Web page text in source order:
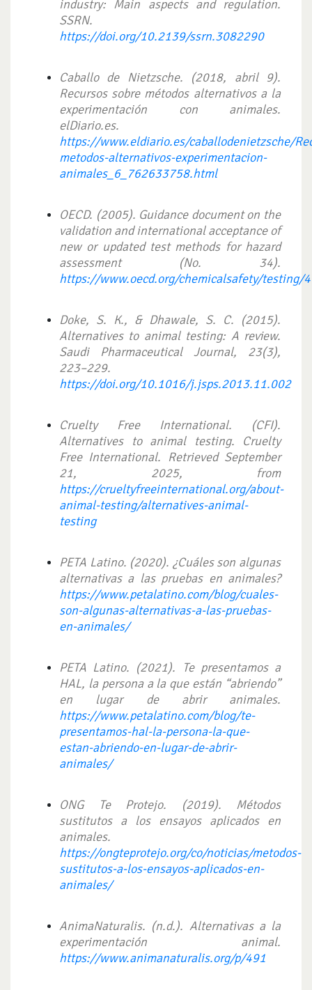
industry: Main aspects and regulation.
SSRN.
https://doi.org/10.2139/ssrn.3082290
Caballo de Nietzsche. (2018, abril 9).
Recursos sobre métodos alternativos a la
experimentación con animales.
elDiario.es.
https://www.eldiario.es/caballodenietzsche/
metodos-alternativos-experimentacion-
animales_6_762633758.html
OECD. (2005). Guidance document on the
validation and international acceptance of
new or updated test methods for hazard
assessment (No. 34).
https://www.oecd.org/chemicalsafety/testing/
Doke, S. K., & Dhawale, S. C. (2015).
Alternatives to animal testing: A review.
Saudi Pharmaceutical Journal, 23(3),
223–229.
https://doi.org/10.1016/j.jsps.2013.11.002
Cruelty Free International. (CFI).
Alternatives to animal testing. Cruelty
Free International. Retrieved September
21, 2025, from
https://crueltyfreeinternational.org/about-
animal-testing/alternatives-animal-
testing
PETA Latino. (2020). ¿Cuáles son algunas
alternativas a las pruebas en animales?
https://www.petalatino.com/blog/cuales-
son-algunas-alternativas-a-las-pruebas-
en-animales/
PETA Latino. (2021). Te presentamos a
HAL, la persona a la que están “abriendo”
en lugar de abrir animales.
https://www.petalatino.com/blog/te-
presentamos-hal-la-persona-la-que-
estan-abriendo-en-lugar-de-abrir-
animales/
ONG Te Protejo. (2019). Métodos
sustitutos a los ensayos aplicados en
animales.
https://ongteprotejo.org/co/noticias/metodos-
sustitutos-a-los-ensayos-aplicados-en-
animales/
AnimaNaturalis. (n.d.). Alternativas a la
experimentación animal.
https://www.animanaturalis.org/p/491